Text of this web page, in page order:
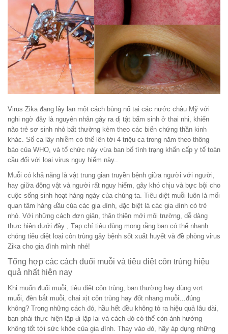
Virus Zika đang lây lan một cách bùng nổ tại các nước châu Mỹ với
nghi ngờ đây là nguyên nhân gây ra dị tật bẩm sinh ở thai nhi, khiến
não trẻ sơ sinh nhỏ bất thường kèm theo các biến chứng thần kinh
khác. Số ca lây nhiễm có thể lên tới 4 triệu ca trong năm theo thông
báo của WHO, và tổ chức này vừa ban bố tình trạng khẩn cấp y tế toàn
cầu đối với loại virus nguy hiểm này..
Muỗi có khả năng là vật trung gian truyền bệnh giữa người với người,
hay giữa động vật và người rất nguy hiểm, gây khó chịu và bực bội cho
cuộc sống sinh hoạt hàng ngày của chúng ta. Tiêu diệt muỗi luôn là mối
quan tâm hàng đầu của các gia đình, đặc biệt là các gia đình có trẻ
nhỏ. Với những cách đơn giản, thân thiện mới môi trường, dễ dàng
thực hiện dưới đây , Tạp chí tiêu dùng mong rằng bạn có thể nhanh
chóng tiêu diệt loại côn trùng gây bệnh sốt xuất huyết và đề phòng virus
Zika cho gia đình mình nhé!
Tổng hợp các cách đuổi muỗi và tiêu diệt côn trùng hiệu
quả nhất hiện nay
Khi muốn đuổi muỗi, tiêu diệt côn trùng, bạn thường hay dùng vợt
muỗi, đèn bắt muỗi, chai xịt côn trùng hay đốt nhang muỗi…đúng
không? Trong những cách đó, hầu hết đều không tỏ ra hiệu quả lâu dài,
bạn phải thực hiện lặp đi lặp lai và cách đó có thể còn ảnh hưởng
không tốt tới sức khỏe của gia đình. Thay vào đó, hãy áp dụng những